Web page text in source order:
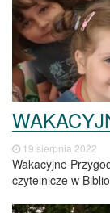
19 sierpnia 2022
Wakacyjne
czytelnicze w